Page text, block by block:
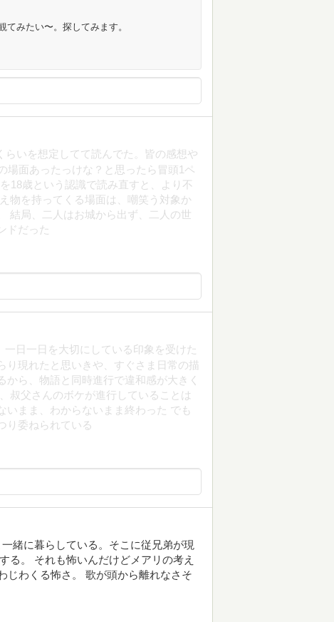
みたい〜。探してみます。
らいを想定してて読んでた。皆の感想や
場面あったっけな？と思ったら冒頭1ペ
18歳という認識で読み直すと、より不
物を持ってくる場面は、嘲笑う対象か
結局、二人はお城から出ず、二人の世
ドだった
日一日を大切にしている印象を受けた
り現れたと思いきや、すぐさま日常の描
ら、物語と同時進行で違和感が大きく
叔父さんのボケが進行していることは
まま、わからないまま終わった‬ ‪でも
り委ねられている‬
緒に暮らしている。そこに従兄弟が現
。 それも怖いんだけどメアリの考え
じわくる怖さ。 歌が頭から離れなさそ